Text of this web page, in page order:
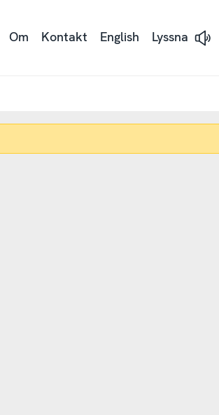
Om Kontakt English Lyssna
Lyssna